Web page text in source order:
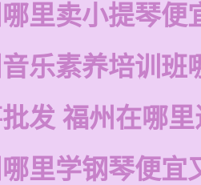
里卖小提琴便
乐素养培训班
发 福州在哪
里学钢琴便宜